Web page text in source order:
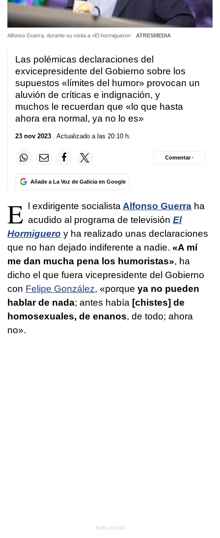
Alfonso Guerra, durante su visita a «El hormiguero» ATRESMEDIA
Las polémicas declaraciones del
exvicepresidente del Gobierno sobre los
supuestos «límites del humor» provocan un
aluvión de críticas e indignación, y
muchos le recuerdan que «lo que hasta
ahora era normal, ya no lo es»
23 nov 2023 . Actualizado a las 20:10 h.
Añade a La Voz de Galicia en Google
Comentar ·
E l exdirigente socialista Alfonso Guerra ha
acudido al programa de televisión El
Hormiguero y ha realizado unas declaraciones
que no han dejado indiferente a nadie. «A mí
me dan mucha pena los humoristas», ha
dicho el que fuera vicepresidente del Gobierno
con Felipe González, «porque ya no pueden
hablar de nada; antes había [chistes] de
homosexuales, de enanos, de todo; ahora
no».